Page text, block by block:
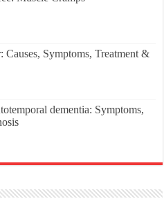
Causes, Symptoms, Treatment &
dementia: Symptoms,